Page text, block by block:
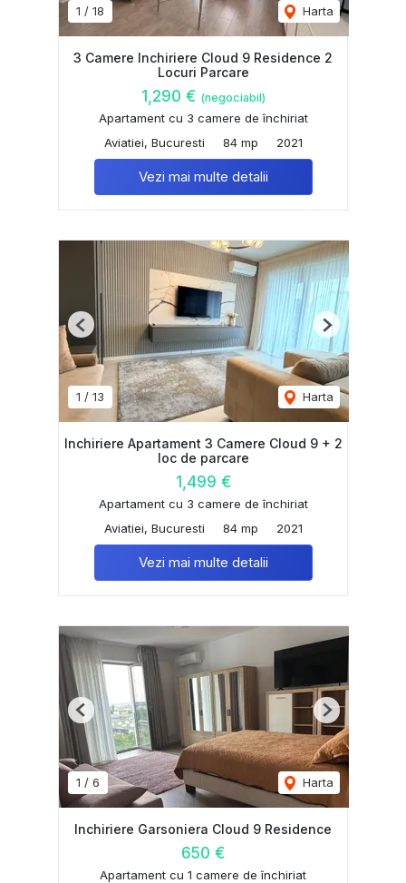
1 / 18 Harta
3 Camere Inchiriere Cloud 9 Residence 2
Locuri Parcare
1,290 € (negociabil)
Apartament cu 3 camere de închiriat
Aviatiei, Bucuresti
84 mp 2021
Vezi mai multe detalii
1 / 13 Harta
Previous Next
Inchiriere Apartament 3 Camere Cloud 9 + 2
loc de parcare
1,499 €
Apartament cu 3 camere de închiriat
Aviatiei, Bucuresti
84 mp 2021
Vezi mai multe detalii
1 / 6 Harta
Previous Next
Inchiriere Garsoniera Cloud 9 Residence
650 €
Apartament cu 1 camere de închiriat